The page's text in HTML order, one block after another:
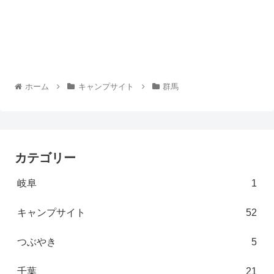
ホーム キャンプサイト 群馬
カテゴリー
岐阜 1
キャンプサイト 52
つぶやき 5
千葉 21